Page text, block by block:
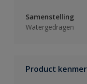
Samenstelling
Watergedragen
Product